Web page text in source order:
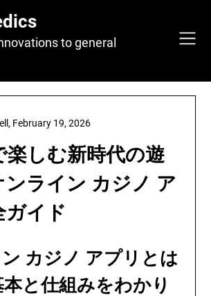
to general
楽しむ新時代の遊
ンライン カジノ ア
ガイド
February 19, 2026
カジノ アプリとは
と仕組みをわかり